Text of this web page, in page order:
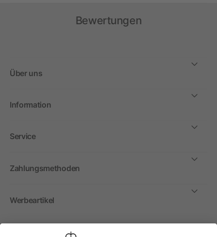
Bewertungen
Über uns
Information
Service
Zahlungsmethoden
Werbeartikel